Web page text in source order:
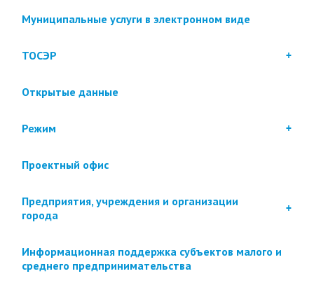
Муниципальные услуги в электронном виде
ТОСЭР
Открытые данные
Режим
Проектный офис
Предприятия, учреждения и организации
города
Информационная поддержка субъектов малого и
среднего предпринимательства